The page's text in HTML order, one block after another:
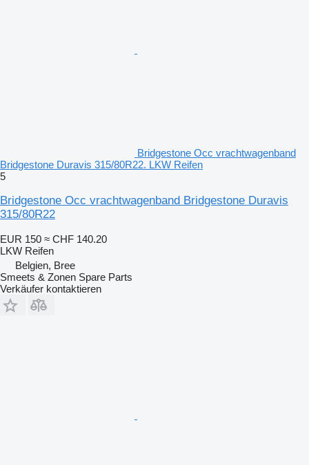
Bridgestone Occ vrachtwagenband
Bridgestone Duravis 315/80R22. LKW Reifen
5
Bridgestone Occ vrachtwagenband Bridgestone Duravis
315/80R22
EUR 150 ≈ CHF 140.20
LKW Reifen
Belgien, Bree
Smeets & Zonen Spare Parts
Verkäufer kontaktieren